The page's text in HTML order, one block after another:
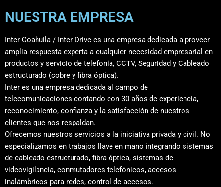
NUESTRA EMPRESA
Inter Coahuila / Inter Drive es una empresa dedicada a proveer
amplia respuesta experta a cualquier necesidad empresarial en
productos y servicio de telefonía, CCTV, Seguridad y Cableado
estructurado (cobre y fibra óptica).
Inter es una empresa dedicada al campo de
telecomunicaciones contando con 30 años de experiencia,
reconocimiento, confianza y la satisfacción de nuestros
clientes que nos respaldan.
Ofrecemos nuestros servicios a la iniciativa privada y civil. No
especializamos en trabajos llave en mano integrando sistemas
de cableado estructurado, fibra óptica, sistemas de
videovigilancia, conmutadores telefónicos, accesos
inalámbricos para redes, control de accesos.